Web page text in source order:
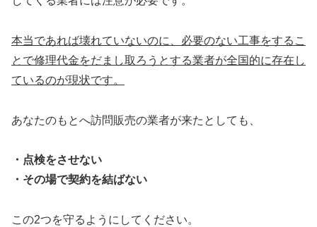
本当であれば壊れていないのに、必要のない工事をするこ
とで修理代金をだまし取ろうとする業者が全国的に存在し
ているのが現状です。
あなたのもとへ訪問販売の業者が来たとしても、
・点検をさせない
・その場で契約を結ばない
この2つを守るようにしてください。